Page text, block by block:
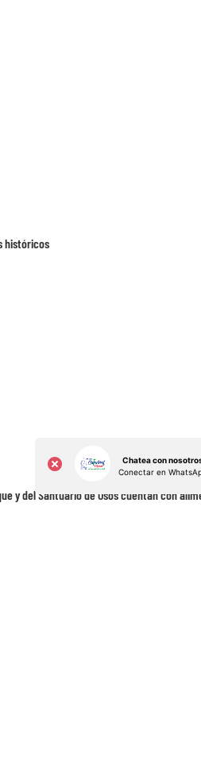
históricos
y del Santuario de Osos cuentan con
Chatea con
Conectar en